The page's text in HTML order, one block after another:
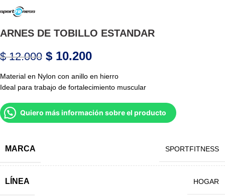
ARNES DE TOBILLO ESTANDAR
$12.000 $ 10.200
Material en Nylon con anillo en hierro
Ideal para trabajo de fortalecimiento muscular
Quiero más información sobre el producto
MARCA SPORTFITNESS
LÍNEA HOGAR